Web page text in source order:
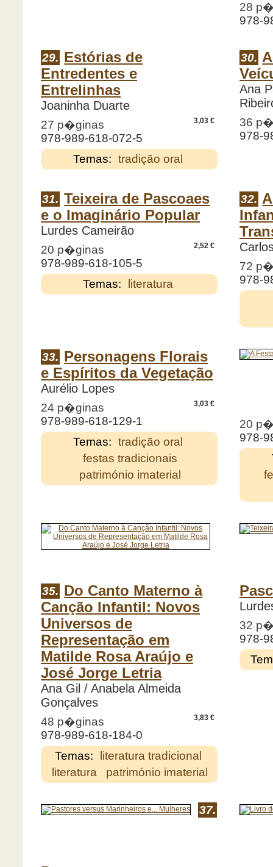
28
978-
29.
Estórias de
Entredentes e
Entrelinhas
Joaninha Duarte
3,03 €
27 p�ginas
978-989-618-072-5
Temas: tradição oral
30.
Ana
36
978-
31. Teixeira de Pascoaes
e o Imaginário Popular
Lurdes Cameirão
2,52 €
20 p�ginas
978-989-618-105-5
Temas:
literatura
32.
72
978-
33.
Personagens Florais
e Espíritos da Vegetação
Aurélio Lopes
3,03 €
24 p�ginas
978-989-618-129-1
Temas: tradição oral
festas tradicionais
património imaterial
20
978-
35.
Do Canto Materno à
Canção Infantil: Novos
Universos de
Representação em
Matilde Rosa Araújo e
José Jorge Letria
Ana Gil / Anabela Almeida
Gonçalves
3,83 €
48 p�ginas
978-989-618-184-0
Temas:
literatura tradicional
literatura
património imaterial
32
978-
37.